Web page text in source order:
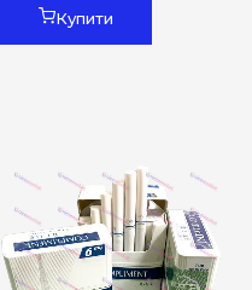
Купити